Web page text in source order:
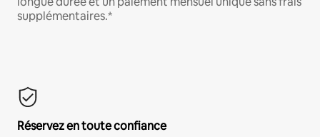
supplémentaires.*
Réservez en toute confiance